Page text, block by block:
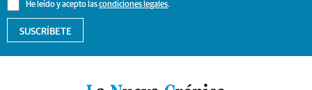
He leído y acepto lascondiciones legales.
SUSCRÍBETE